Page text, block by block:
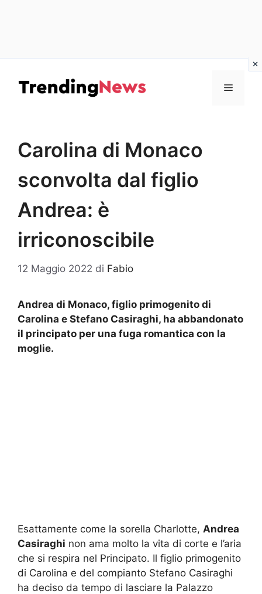
contenuto
Menu
Carolina di Monaco
sconvolta dal figlio
Andrea: è
irriconoscibile
12 Maggio 2022 di Fabio
Andrea di Monaco, figlio primogenito di
Carolina e Stefano Casiraghi, ha abbandonato
il principato per una fuga romantica con la
moglie.
Esattamente come la sorella Charlotte, Andrea
Casiraghi non ama molto la vita di corte e l’aria
che si respira nel Principato. Il figlio primogenito
di Carolina e del compianto Stefano Casiraghi
ha deciso da tempo di lasciare la Palazzo